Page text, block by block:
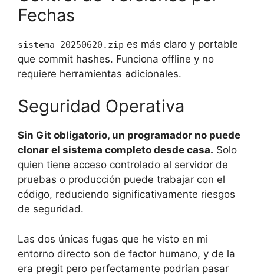
Fechas
sistema_20250620.zip es más claro y portable
que commit hashes. Funciona offline y no
requiere herramientas adicionales.
Seguridad Operativa
Sin Git obligatorio, un programador no puede
clonar el sistema completo desde casa. Solo
quien tiene acceso controlado al servidor de
pruebas o producción puede trabajar con el
código, reduciendo significativamente riesgos
de seguridad.
Las dos únicas fugas que he visto en mi
entorno directo son de factor humano, y de la
era pregit pero perfectamente podrían pasar